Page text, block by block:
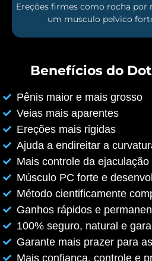
Ereções firmes como rocha
um musculo pelvico
Benefícios do
Pênis maior e mais grosso
Veias mais aparentes
Ereções mais rigidas
Ajuda a endireitar a
Mais controle da ejaculação
Músculo PC forte e
Método cientificamente
Ganhos rápidos e
100% seguro, natural e
Garante mais prazer para
Mais confiança, controle e